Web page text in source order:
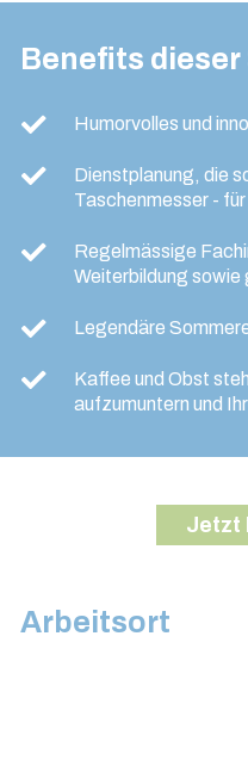
Benefits dieser
Humorvolles und
Dienstplanung, die
Taschenmesser -
Regelmässige
Weiterbildung sowie
Legendäre
Kaffee und Obst
aufzumuntern und
Jetzt
Arbeitsort